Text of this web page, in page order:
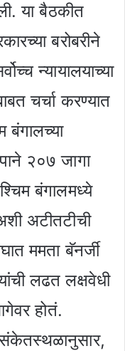
या बैठकीत
बरोबरीने
न्यायालयाच्या
चर्चा करण्यात
बंगालच्या
२०७ जागा
बंगालमध्ये
अटीतटीची
ममता बॅनर्जी
लढत लक्षवेधी
होतं.